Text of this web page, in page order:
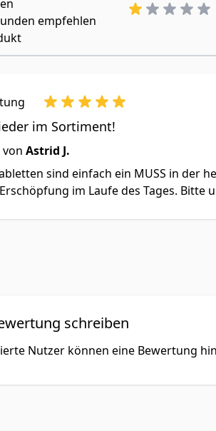
empfehlen
im Sortiment!
Astrid J.
sind einfach ein MUSS in der
im Laufe des Tages. Bitte
schreiben
Nutzer können eine Bewertung